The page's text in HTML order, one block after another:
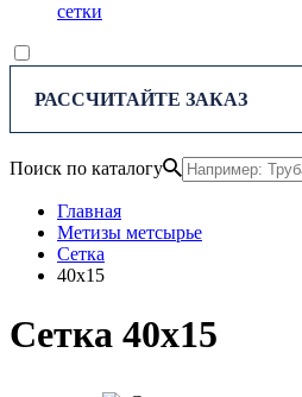
сетки
РАССЧИТАЙТЕ ЗАКАЗ
Поиск по каталогу
Главная
Метизы метсырье
Сетка
40х15
Сетка 40х15